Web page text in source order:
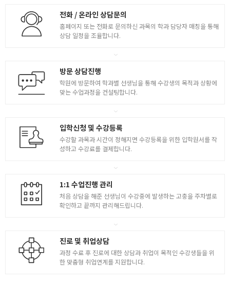
전화 / 온라인 상담문의
홈페이지 또는 전화로 문의하신 과목의 학과 담당자 매칭을 통해
상담 일정을 조율합니다.
방문 상담진행
학원에 방문하여 학과별 선생님을 통해 수강생의 목적과 상황에
맞는 수업과정을 컨설팅합니다.
입학신청 및 수강등록
수강할 과목과 시간이 정해지면 수강등록을 위한 입학원서를 작
성하고 수강료를 결제합니다.
1:1 수업진행 관리
처음 상담을 해준 선생님이 수강중에 발생하는 고충을 주차별로
확인하고 끝까지 관리해드립니다.
진로 및 취업상담
과정 수료 후 진로에 대한 상담과 취업이 목적인 수강생들을 위
한 맞춤형 취업연계를 지원합니다.